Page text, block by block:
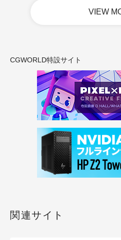
VIEW
CGWORLD特設サイト
関連サイト